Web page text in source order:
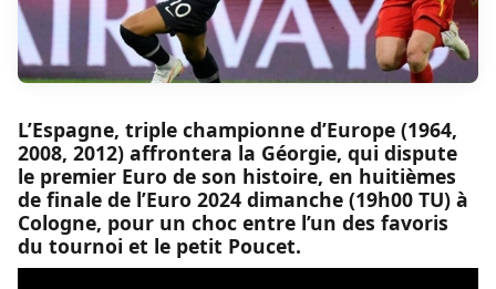
L’Espagne, triple championne d’Europe (1964,
2008, 2012) affrontera la Géorgie, qui dispute
le premier Euro de son histoire, en huitièmes
de finale de l’Euro 2024 dimanche (19h00 TU) à
Cologne, pour un choc entre l’un des favoris
du tournoi et le petit Poucet.